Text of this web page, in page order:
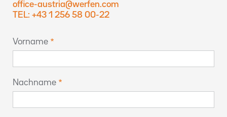
office-austria@werfen.com
TEL: +43 1 256 58 00-22
Vorname
Nachname